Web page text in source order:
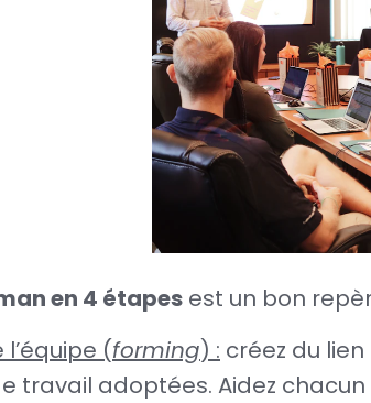
en 4 étapes est un bon
(forming) : créez du
travail adoptées. Aidez